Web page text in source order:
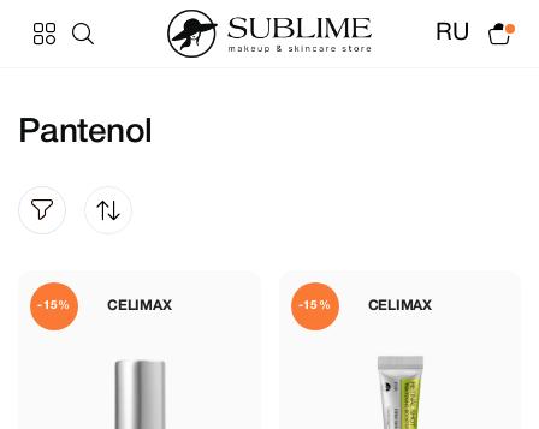
RU
Pantenol
CELIMAX
-15% CELIMAX
-15%